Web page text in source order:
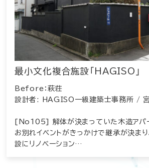
最小文化複合施設「HAGISO」
Before：萩荘
設計者: HAGISO一級建築士事務所 /
[No105] 解体が決まっていた木造アパ
お別れイベントがきっかけで継承が決ま
設にリノベーション…